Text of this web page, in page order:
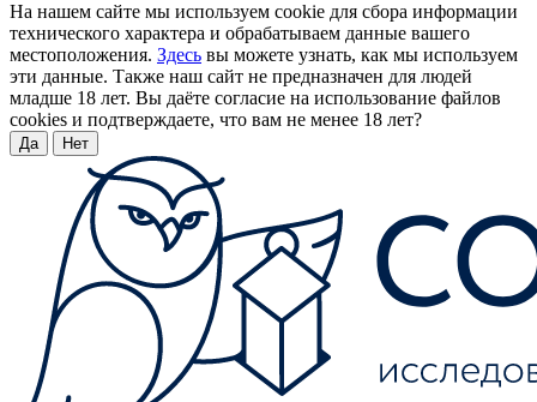
На нашем сайте мы используем cookie для сбора информации
технического характера и обрабатываем данные вашего
местоположения. Здесь вы можете узнать, как мы используем
эти данные. Также наш сайт не предназначен для людей
младше 18 лет. Вы даёте согласие на использование файлов
cookies и подтверждаете, что вам не менее 18 лет?
Да Нет